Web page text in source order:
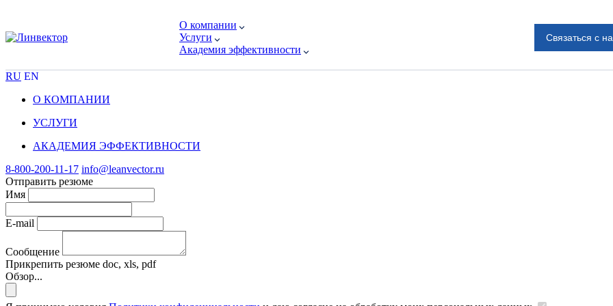
О компании
Услуги
Академия эффективности
Связаться с
RU EN
О КОМПАНИИ
УСЛУГИ
АКАДЕМИЯ ЭФФЕКТИВНОСТИ
8-800-200-11-17 info@leanvector.ru
Отправить резюме
Имя
E-mail
Сообщение
Прикрепить резюме doc, xls, pdf
Обзор...